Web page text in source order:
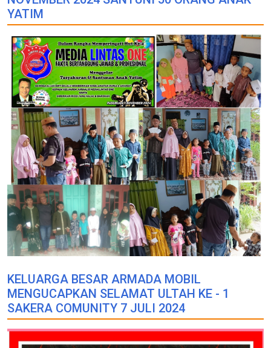
YATIM
KELUARGA BESAR ARMADA MOBIL
MENGUCAPKAN SELAMAT ULTAH KE - 1
SAKERA COMUNITY 7 JULI 2024